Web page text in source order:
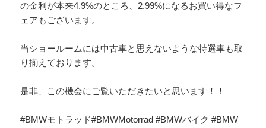
の金利が本来4.9%のところ、2.99%になるお買い得なフ
ェアもございます。
当ショールームには中古車と思えないような特選車も取
り揃えております。
是非、この機会にご覧いただきたいと思います！！
#BMWモトラッド#BMWMotorrad #BMWバイク #BMW